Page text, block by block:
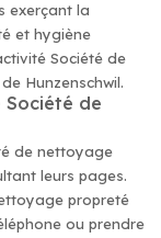
exerçant la
et hygiène
Société de
Hunzenschwil.
de
de nettoyage
leurs pages.
propreté
ou prendre